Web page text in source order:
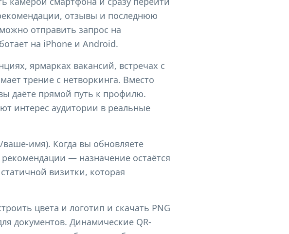
отзывы и последнюю
отправить запрос на
на iPhone и Android.
ярмарках вакансий, встречах с
трение с нетворкинга. Вместо
даёте прямой путь к профилю.
интерес аудитории в реальные
имя). Когда вы обновляете
— назначение остаётся
визитки, которая
цвета и логотип и скачать PNG
документов. Динамические QR-